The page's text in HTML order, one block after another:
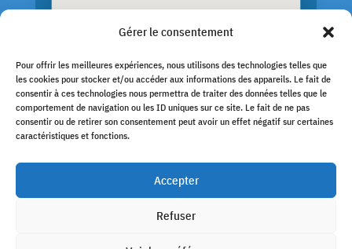
Gérer le consentement
Pour offrir les meilleures expériences, nous utilisons des technologies telles que
les cookies pour stocker et/ou accéder aux informations des appareils. Le fait de
consentir à ces technologies nous permettra de traiter des données telles que le
comportement de navigation ou les ID uniques sur ce site. Le fait de ne pas
consentir ou de retirer son consentement peut avoir un effet négatif sur certaines
caractéristiques et fonctions.
Accepter
Refuser
Mentions légales • Politique de confidentialité